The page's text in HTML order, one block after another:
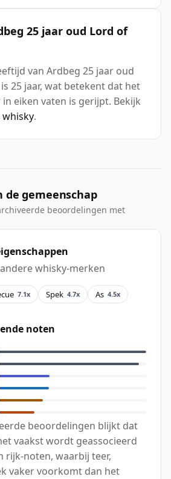
25 jaar oud Lord of
van Ardbeg 25 jaar oud
25 jaar, wat betekent dat het
eiken vaten is gerijpt. Bekijk
whisky.
de gemeenschap
beoordelingen met
whisky-merken
7.1x Spek 4.7x As 4.5x
noten
beoordelingen blijkt dat
vaakst wordt geassocieerd
rijk-noten, waarbij teer,
vaker voorkomt dan het